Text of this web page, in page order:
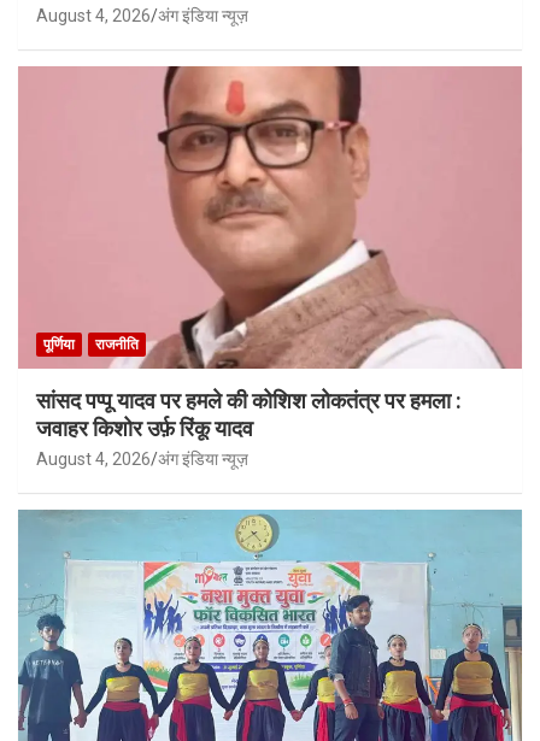
August 4, 2026 अंग इंडिया न्यूज़
पूर्णिया राजनीति
सांसद पप्पू यादव पर हमले की कोशिश लोकतंत्र पर हमला :
जवाहर किशोर उर्फ़ रिंकू यादव
August 4, 2026 अंग इंडिया न्यूज़